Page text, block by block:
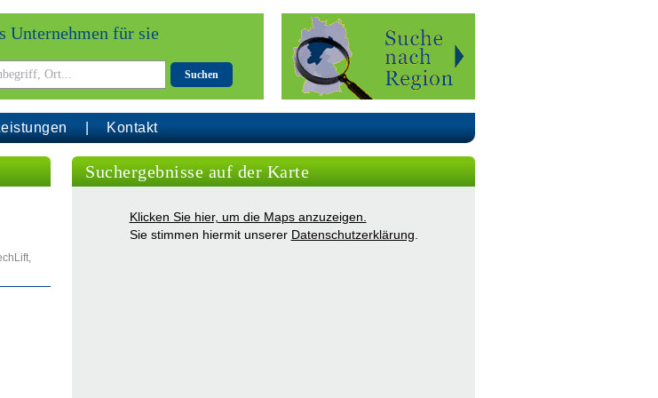
Unternehmen für sie
Suchen
Kontakt
Suchergebnisse auf der Karte
Klicken Sie hier, um die Maps anzuzeigen.
Sie stimmen hiermit unserer Datenschutzerklärung